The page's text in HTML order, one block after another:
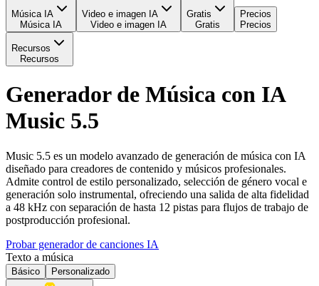
Música IA
Música IA
Video e imagen IA
Video e imagen IA
Gratis
Gratis
Precios
Precios
Recursos
Recursos
Generador de Música con IA
Music 5.5
Music 5.5 es un modelo avanzado de generación de música con IA
diseñado para creadores de contenido y músicos profesionales.
Admite control de estilo personalizado, selección de género vocal e
generación solo instrumental, ofreciendo una salida de alta fidelidad
a 48 kHz con separación de hasta 12 pistas para flujos de trabajo de
postproducción profesional.
Probar generador de canciones IA
Texto a música
Básico Personalizado